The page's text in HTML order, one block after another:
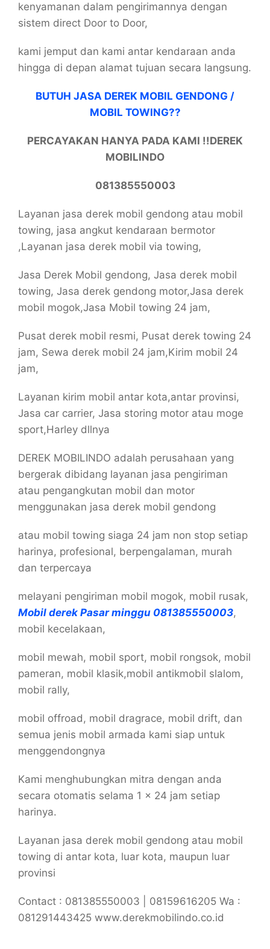
kenyamanan dalam pengirimannya dengan
sistem direct Door to Door,
kami jemput dan kami antar kendaraan anda
hingga di depan alamat tujuan secara langsung.
BUTUH JASA DEREK MOBIL GENDONG /
MOBIL TOWING??
PERCAYAKAN HANYA PADA KAMI !!DEREK
MOBILINDO
081385550003
Layanan jasa derek mobil gendong atau mobil
towing, jasa angkut kendaraan bermotor
,Layanan jasa derek mobil via towing,
Jasa Derek Mobil gendong, Jasa derek mobil
towing, Jasa derek gendong motor,Jasa derek
mobil mogok,Jasa Mobil towing 24 jam,
Pusat derek mobil resmi, Pusat derek towing 24
jam, Sewa derek mobil 24 jam,Kirim mobil 24
jam,
Layanan kirim mobil antar kota,antar provinsi,
Jasa car carrier, Jasa storing motor atau moge
sport,Harley dllnya
DEREK MOBILINDO adalah perusahaan yang
bergerak dibidang layanan jasa pengiriman
atau pengangkutan mobil dan motor
menggunakan jasa derek mobil gendong
atau mobil towing siaga 24 jam non stop setiap
harinya, profesional, berpengalaman, murah
dan terpercaya
melayani pengiriman mobil mogok, mobil rusak,
Mobil derek Pasar minggu 081385550003,
mobil kecelakaan,
mobil mewah, mobil sport, mobil rongsok, mobil
pameran, mobil klasik,mobil antikmobil slalom,
mobil rally,
mobil offroad, mobil dragrace, mobil drift, dan
semua jenis mobil armada kami siap untuk
menggendongnya
Kami menghubungkan mitra dengan anda
secara otomatis selama 1 x 24 jam setiap
harinya.
Layanan jasa derek mobil gendong atau mobil
towing di antar kota, luar kota, maupun luar
provinsi
Contact : 081385550003 | 08159616205 Wa :
081291443425 www.derekmobilindo.co.id